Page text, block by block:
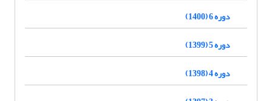
دوره 6 (1400)
دوره 5 (1399)
دوره 4 (1398)